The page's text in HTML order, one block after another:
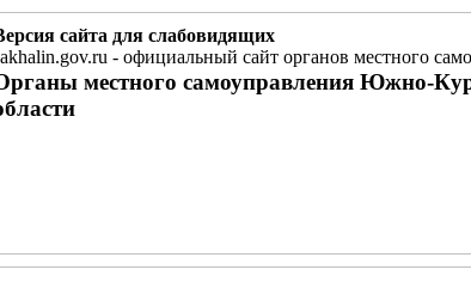
сайта для слабовидящих
- официальный сайт органов местного
местного самоуправления Южно-